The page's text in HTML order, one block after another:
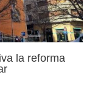
la reforma